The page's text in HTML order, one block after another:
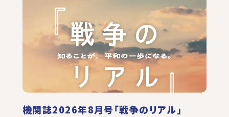
機関誌2026年8月号「戦争のリアル」